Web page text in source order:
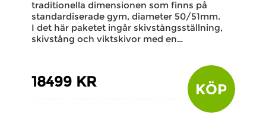
traditionella dimensionen som finns på
standardiserade gym, diameter 50/51mm.
I det här paketet ingår skivstångsställning,
skivstång och viktskivor med en…
18499 KR KÖP